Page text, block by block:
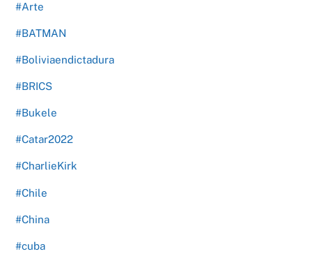
#Arte
#BATMAN
#Boliviaendictadura
#BRICS
#Bukele
#Catar2022
#CharlieKirk
#Chile
#China
#cuba